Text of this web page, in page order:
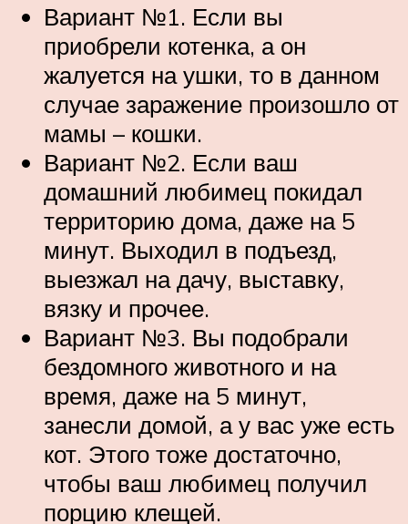
Вариант №1. Если вы
приобрели котенка, а он
жалуется на ушки, то в данном
случае заражение произошло от
мамы – кошки.
Вариант №2. Если ваш
домашний любимец покидал
территорию дома, даже на 5
минут. Выходил в подъезд,
выезжал на дачу, выставку,
вязку и прочее.
Вариант №3. Вы подобрали
бездомного животного и на
время, даже на 5 минут,
занесли домой, а у вас уже есть
кот. Этого тоже достаточно,
чтобы ваш любимец получил
порцию клещей.